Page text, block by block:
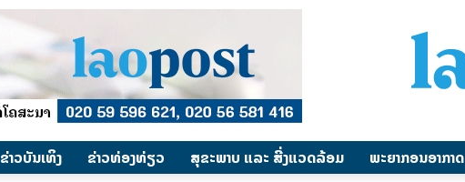
​ຂ່າວບັນເທິງ ​ຂ່າວທ່ອງທ່ຽວ ສຸຂະພາບ ແລະ ສີ່ງແວດລ້ອມ ພະຍາກອນອາກາດ